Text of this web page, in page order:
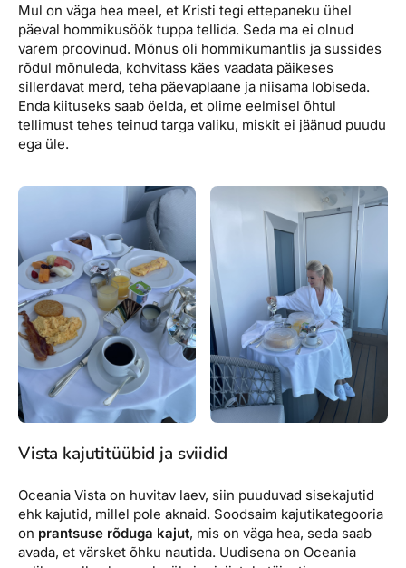
Mul on väga hea meel, et Kristi tegi ettepaneku ühel
päeval hommikusöök tuppa tellida. Seda ma ei olnud
varem proovinud. Mõnus oli hommikumantlis ja sussides
rõdul mõnuleda, kohvitass käes vaadata päikeses
sillerdavat merd, teha päevaplaane ja niisama lobiseda.
Enda kiituseks saab öelda, et olime eelmisel õhtul
tellimust tehes teinud targa valiku, miskit ei jäänud puudu
ega üle.
Vista kajutitüübid ja sviidid
Oceania Vista on huvitav laev, siin puuduvad sisekajutid
ehk kajutid, millel pole aknaid. Soodsaim kajutikategooria
on prantsuse rõduga kajut, mis on väga hea, seda saab
avada, et värsket õhku nautida. Uudisena on Oceania